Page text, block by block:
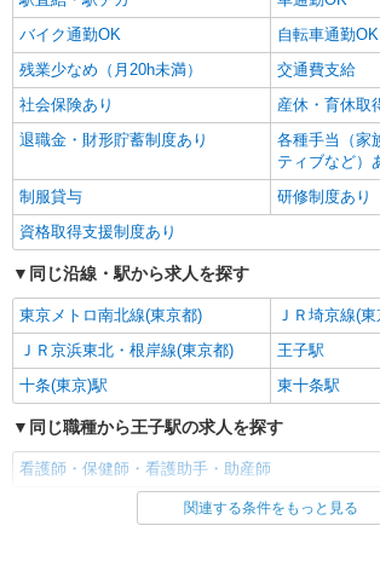
バイク通勤OK
自転車通勤OK
残業少なめ（月20h未満）
交通費支給
社会保険あり
産休・育休取
退職金・財形貯蓄制度あり
各種手当（家
ティブなど）
制服貸与
研修制度あり
資格取得支援制度あり
同じ沿線・駅から求人を探す
東京メトロ南北線(東京都)
ＪＲ埼京線(
ＪＲ京浜東北・根岸線(東京都)
王子駅
十条(東京)駅
東十条駅
同じ職種から王子駅の求人を探す
看護師・保健師・看護助手・助産師
同じ雇用形態から王子駅の求人を探す
関連する条件をもっと見る